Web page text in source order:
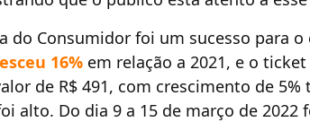
do Consumidor foi um sucesso para
16% em relação a 2021, e o
de R$ 491, com crescimento de 5%
alto. Do dia 9 a 15 de março de 2022